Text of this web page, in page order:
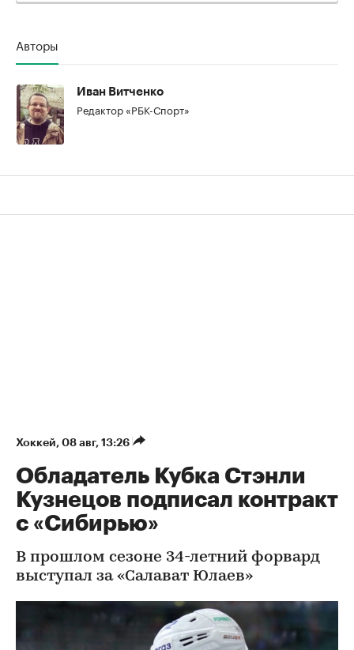
Авторы
Иван Витченко
Редактор «РБК-Спорт»
Хоккей⁠, 08 авг, 13:26
Обладатель Кубка Стэнли
Кузнецов подписал контракт
с «Сибирью»
В прошлом сезоне 34-летний форвард
выступал за «Салават Юлаев»